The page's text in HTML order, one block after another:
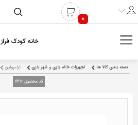
0
خانه کودک فراز
دسته بندی کالا ها تجهیزات خانه بازی و شهر بازی ترامپولین
کد محصول :647